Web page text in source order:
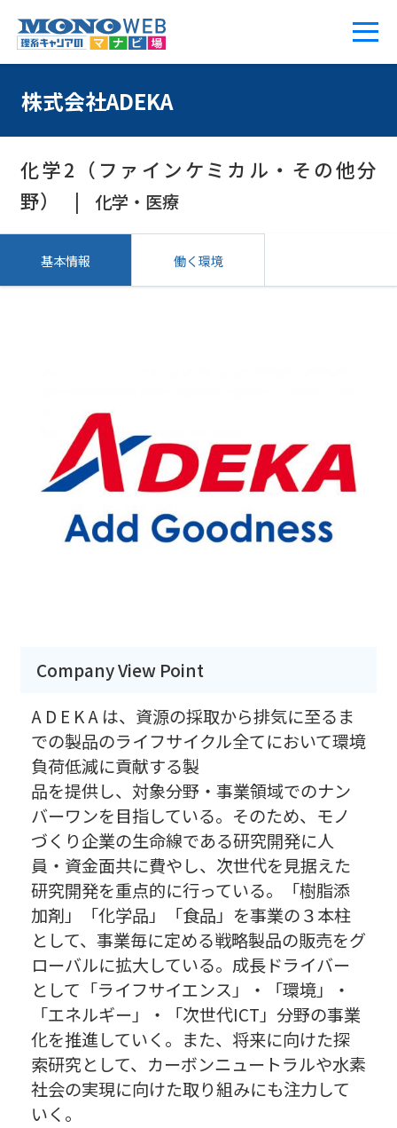
株式会社ADEKA
化学2（ファインケミカル・その他分
野）
化学・医療
基本情報 働く環境
Company View Point
A D E K A は、資源の採取から排気に至るま
での製品のライフサイクル全てにおいて環境
負荷低減に貢献する製
品を提供し、対象分野・事業領域でのナン
バーワンを目指している。そのため、モノ
づくり企業の生命線である研究開発に人
員・資金面共に費やし、次世代を見据えた
研究開発を重点的に行っている。「樹脂添
加剤」「化学品」「食品」を事業の３本柱
として、事業毎に定める戦略製品の販売をグ
ローバルに拡大している。成長ドライバー
として「ライフサイエンス」・「環境」・
「エネルギー」・「次世代ICT」分野の事業
化を推進していく。また、将来に向けた探
索研究として、カーボンニュートラルや水素
社会の実現に向けた取り組みにも注力して
いく。